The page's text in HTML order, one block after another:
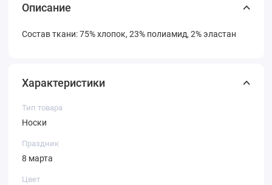
Описание
Состав ткани: 75% хлопок, 23% полиамид, 2% эластан
Характеристики
Тип товара
Носки
Праздник
8 марта
Цвет